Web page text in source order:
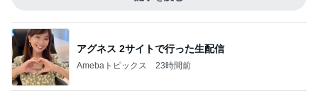
アグネス 2サイトで行った生配信
Amebaトピックス 23時間前